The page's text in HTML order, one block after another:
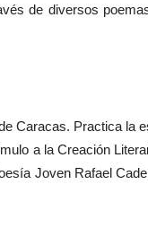
de diversos
Caracas. Practica la
a la Creación
Joven Rafael